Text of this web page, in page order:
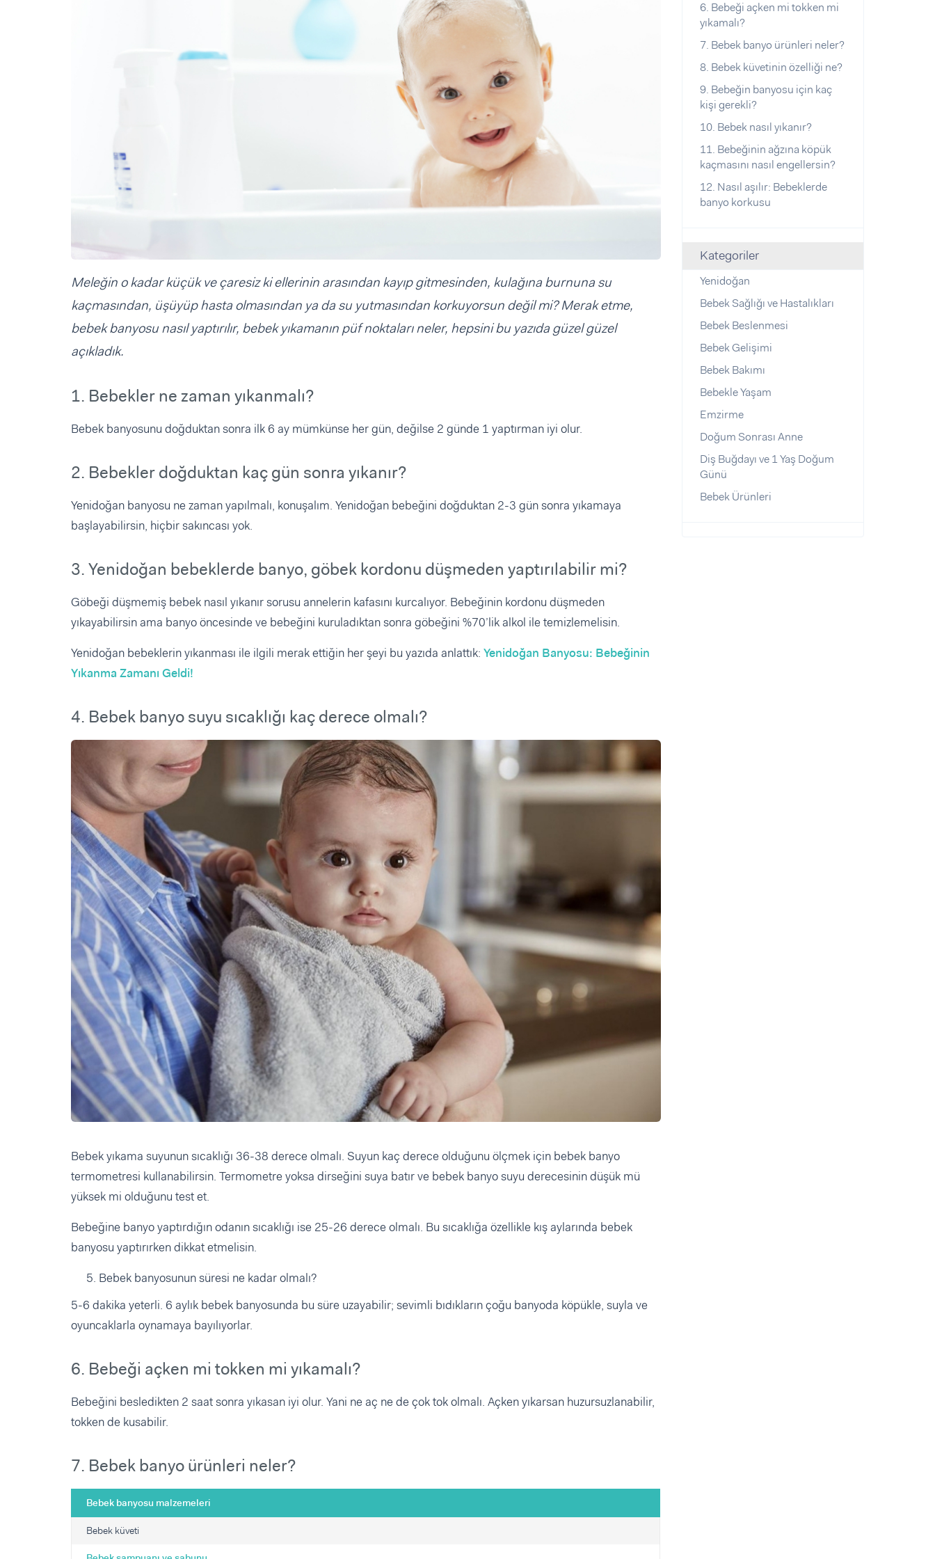
Meleğin o kadar küçük ve çaresiz ki ellerinin arasından kayıp gitmesinden, kulağına burnuna su
kaçmasından, üşüyüp hasta olmasından ya da su yutmasından korkuyorsun değil mi? Merak etme,
bebek banyosu nasıl yaptırılır, bebek yıkamanın püf noktaları neler, hepsini bu yazıda güzel güzel
açıkladık.
1. Bebekler ne zaman yıkanmalı?
Bebek banyosunu doğduktan sonra ilk 6 ay mümkünse her gün, değilse 2 günde 1 yaptırman iyi olur.
2. Bebekler doğduktan kaç gün sonra yıkanır?
Yenidoğan banyosu ne zaman yapılmalı, konuşalım. Yenidoğan bebeğini doğduktan 2-3 gün sonra yıkamaya
başlayabilirsin, hiçbir sakıncası yok.
3. Yenidoğan bebeklerde banyo, göbek kordonu düşmeden yaptırılabilir mi?
Göbeği düşmemiş bebek nasıl yıkanır sorusu annelerin kafasını kurcalıyor. Bebeğinin kordonu düşmeden
yıkayabilirsin ama banyo öncesinde ve bebeğini kuruladıktan sonra göbeğini %70’lik alkol ile temizlemelisin.
Yenidoğan bebeklerin yıkanması ile ilgili merak ettiğin her şeyi bu yazıda anlattık: Yenidoğan Banyosu: Bebeğinin
Yıkanma Zamanı Geldi!
4. Bebek banyo suyu sıcaklığı kaç derece olmalı?
Bebek yıkama suyunun sıcaklığı 36-38 derece olmalı. Suyun kaç derece olduğunu ölçmek için bebek banyo
termometresi kullanabilirsin. Termometre yoksa dirseğini suya batır ve bebek banyo suyu derecesinin düşük mü
yüksek mi olduğunu test et.
Bebeğine banyo yaptırdığın odanın sıcaklığı ise 25-26 derece olmalı. Bu sıcaklığa özellikle kış aylarında bebek
banyosu yaptırırken dikkat etmelisin.
Bebek banyosunun süresi ne kadar olmalı?
5-6 dakika yeterli. 6 aylık bebek banyosunda bu süre uzayabilir; sevimli bıdıkların çoğu banyoda köpükle, suyla ve
oyuncaklarla oynamaya bayılıyorlar.
6. Bebeği açken mi tokken mi yıkamalı?
Bebeğini besledikten 2 saat sonra yıkasan iyi olur. Yani ne aç ne de çok tok olmalı. Açken yıkarsan huzursuzlanabilir,
tokken de kusabilir.
7. Bebek banyo ürünleri neler?
Bebek banyosu malzemeleri
Bebek küveti
6. Bebeği açken mi tokken mi
yıkamalı?
7. Bebek banyo ürünleri neler?
8. Bebek küvetinin özelliği ne?
9. Bebeğin banyosu için kaç
kişi gerekli?
10. Bebek nasıl yıkanır?
11. Bebeğinin ağzına köpük
kaçmasını nasıl engellersin?
12. Nasıl aşılır: Bebeklerde
banyo korkusu
Kategoriler
Yenidoğan
Bebek Sağlığı ve Hastalıkları
Bebek Beslenmesi
Bebek Gelişimi
Bebek Bakımı
Bebekle Yaşam
Emzirme
Doğum Sonrası Anne
Diş Buğdayı ve 1 Yaş Doğum
Günü
Bebek Ürünleri